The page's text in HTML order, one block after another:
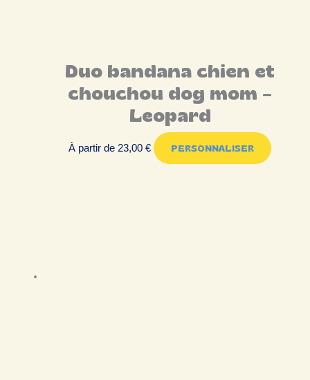
Duo bandana chien et
chouchou dog mom –
Leopard
À partir de 23,00€ PERSONNALISER